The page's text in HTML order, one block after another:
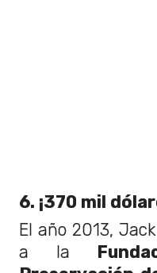
6. ¡370 mil
El año 2013,
a la